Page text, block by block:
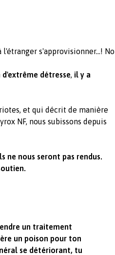
s'approvisionner...! No
détresse, il y a
et qui décrit de manière
NF, nous subissons depuis
ne nous seront pas rendus.
un traitement
un poison pour ton
se détériorant, tu